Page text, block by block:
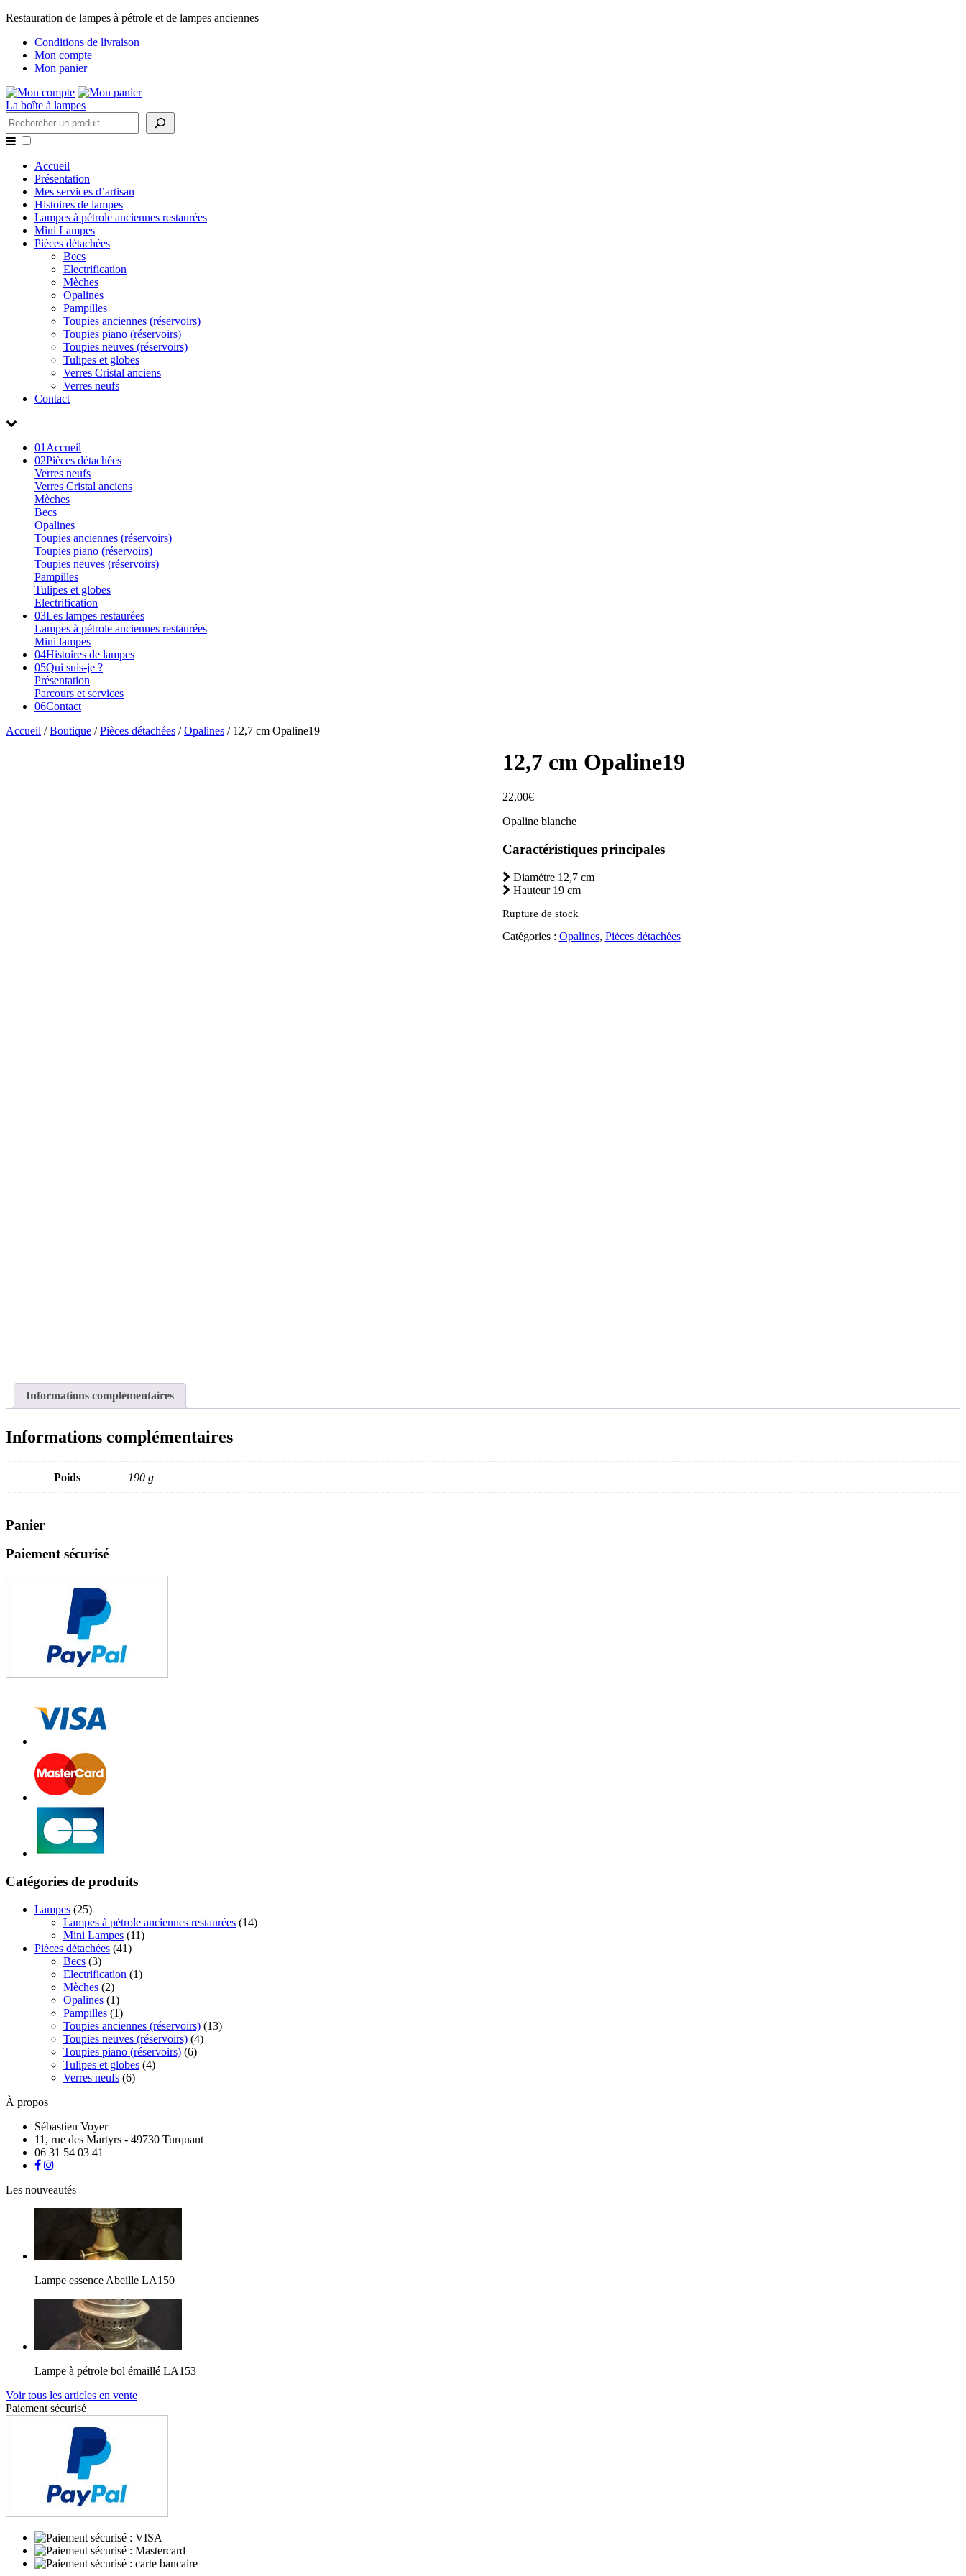
Restauration de lampes à pétrole et de lampes anciennes
Conditions de livraison
Mon compte
Mon panier
La boîte à lampes
Rechercher
Accueil
Présentation
Mes services d’artisan
Histoires de lampes
Lampes à pétrole anciennes restaurées
Mini Lampes
Pièces détachées
Becs
Electrification
Mèches
Opalines
Pampilles
Toupies anciennes (réservoirs)
Toupies piano (réservoirs)
Toupies neuves (réservoirs)
Tulipes et globes
Verres Cristal anciens
Verres neufs
Contact
01 Accueil
02Pièces détachées
Verres neufs
Verres Cristal anciens
Mèches
Becs
Opalines
Toupies anciennes (réservoirs)
Toupies piano (réservoirs)
Toupies neuves (réservoirs)
Pampilles
Tulipes et globes
Electrification
03Les lampes restaurées
Lampes à pétrole anciennes restaurées
Mini lampes
04Histoires de lampes
05Qui suis-je ?
Présentation
Parcours et services
06Contact
Accueil /Boutique /Pièces détachées /Opalines / 12,7 cm Opaline19
12,7 cm Opaline19
22,00€
Opaline blanche
Caractéristiques principales
Diamètre 12,7 cm
Hauteur 19 cm
Rupture de stock
Catégories : Opalines, Pièces détachées
Informations complémentaires
Informations complémentaires
Poids 190 g
Panier
Paiement sécurisé
Catégories de produits
Lampes (25)
Lampes à pétrole anciennes restaurées (14)
Mini Lampes (11)
Pièces détachées (41)
Becs (3)
Electrification (1)
Mèches (2)
Opalines (1)
Pampilles (1)
Toupies anciennes (réservoirs) (13)
Toupies neuves (réservoirs) (4)
Toupies piano (réservoirs) (6)
Tulipes et globes (4)
Verres neufs (6)
À propos
Sébastien Voyer
11, rue des Martyrs - 49730 Turquant
06 31 54 03 41
Les nouveautés
Lampe essence Abeille LA150
Lampe à pétrole bol émaillé LA153
Voir tous les articles en vente
Paiement sécurisé